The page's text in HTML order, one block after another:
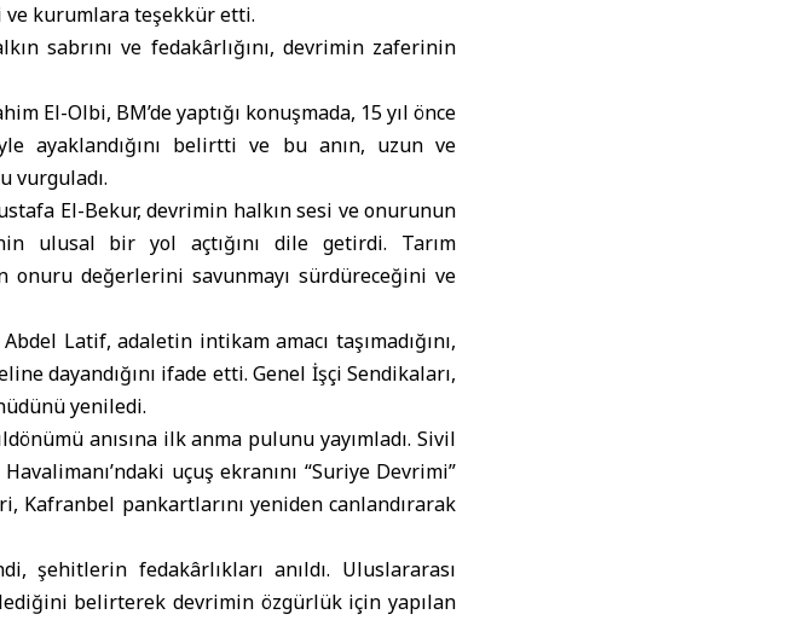
ve kurumlara teşekkür etti.
sabrını ve fedakârlığını, devrimin zaferinin
El-Olbi, BM’de yaptığı konuşmada, 15 yıl önce
ayaklandığını belirtti ve bu anın, uzun ve
vurguladı.
El-Bekur, devrimin halkın sesi ve onurunun
ulusal bir yol açtığını dile getirdi. Tarım
onuru değerlerini savunmayı sürdüreceğini ve
Latif, adaletin intikam amacı taşımadığını,
dayandığını ifade etti. Genel İşçi Sendikaları,
yeniledi.
anısına ilk anma pulunu yayımladı. Sivil
uçuş ekranını “Suriye Devrimi”
Kafranbel pankartlarını yeniden canlandırarak
şehitlerin fedakârlıkları anıldı. Uluslararası
belirterek devrimin özgürlük için yapılan